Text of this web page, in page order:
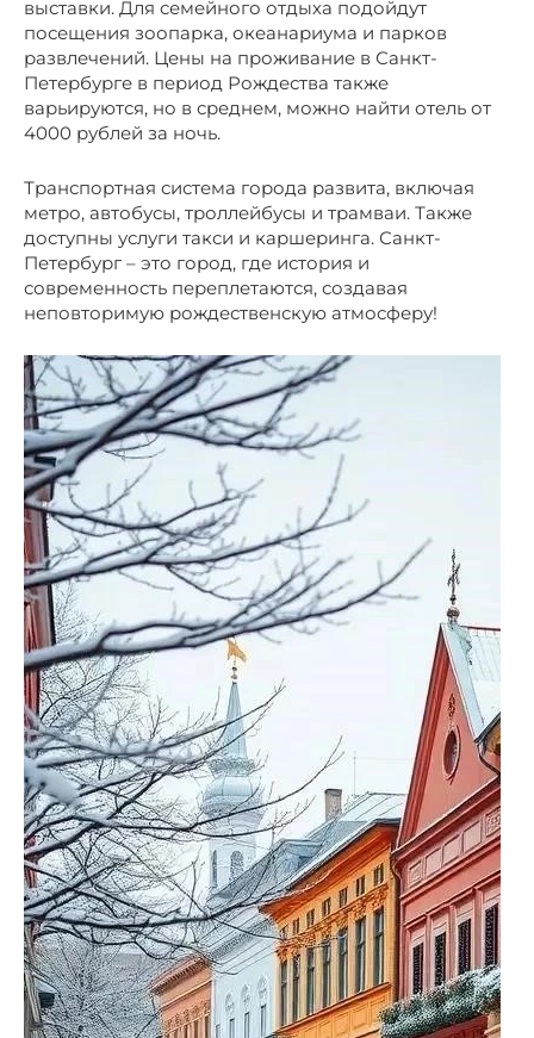
выставки. Для семейного отдыха подойдут
посещения зоопарка, океанариума и парков
развлечений. Цены на проживание в Санкт-
Петербурге в период Рождества также
варьируются, но в среднем, можно найти отель от
4000 рублей за ночь.
Транспортная система города развита, включая
метро, автобусы, троллейбусы и трамваи. Также
доступны услуги такси и каршеринга. Санкт-
Петербург – это город, где история и
современность переплетаются, создавая
неповторимую рождественскую атмосферу!